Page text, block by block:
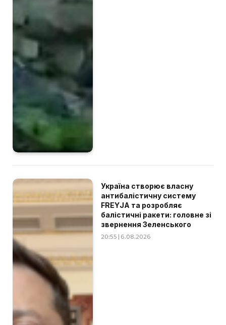
Україна створює власну
антибалістичну систему
FREYJA та розробляє
балістичні ракети: головне зі
звернення Зеленського
20:55 | 6.08.2026